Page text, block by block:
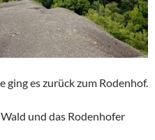
es zurück zum Rodenhof.
und das Rodenhofer